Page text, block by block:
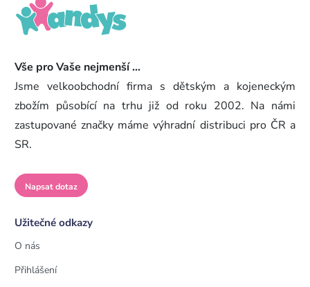
Vše pro Vaše nejmenší ...
Jsme velkoobchodní firma s dětským a kojeneckým
zbožím působící na trhu již od roku 2002. Na námi
zastupované značky máme výhradní distribuci pro ČR a
SR.
Napsat dotaz
Užitečné odkazy
O nás
Přihlášení